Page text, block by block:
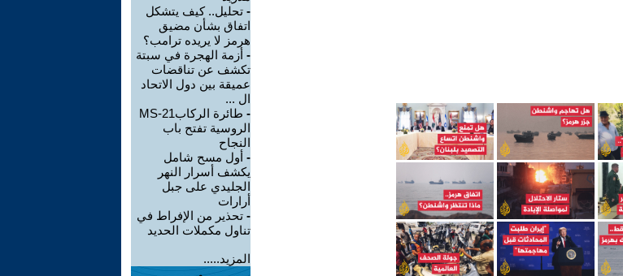
- تحليل.. كيف يتشكل
اتفاق بشأن مضيق
هرمز لا يريده ترامب؟
- أزمة الهجرة في سبتة
تكشف عن تناقضات
عميقة بين دول الاتحاد
ال ...
-
طائرة الركابMS-21
الروسية تفتح باب
النجاح
- أول مسح شامل
يكشف أسرار النهر
الجليدي على جبل
أرارات
- تحذير من الإفراط في
تناول مكملات الحديد
المزيد.....